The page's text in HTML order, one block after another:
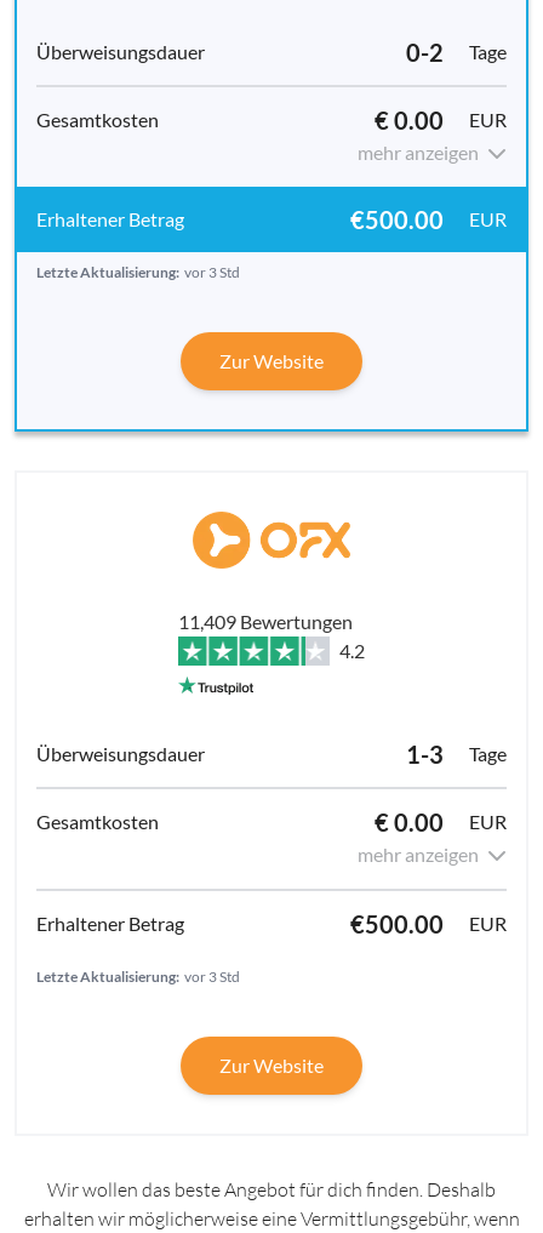
0-2 Tage
€ 0.00
EUR
mehr anzeigen
€500.00 EUR
Letzte Aktualisierung: vor 3 Std
Zur Website
11,409 Bewertungen
4.2
1-3 Tage
€ 0.00
EUR
mehr anzeigen
€500.00 EUR
Letzte Aktualisierung: vor 3 Std
Zur Website
Wir wollen das beste Angebot für dich finden. Deshalb
erhalten wir möglicherweise eine Vermittlungsgebühr, wenn